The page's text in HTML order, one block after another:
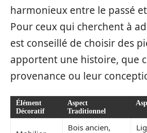
harmonieux entre le passé
Pour ceux qui cherchent à
est conseillé de choisir des
apportent une histoire, que
provenance ou leur
Élément
Décoratif
Aspect
Traditionnel
Bois ancien,